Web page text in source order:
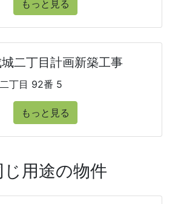
もっと見る
二丁目計画新築工事
丁目 92番 5
もっと見る
用途の物件